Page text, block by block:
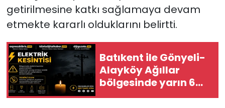
getirilmesine katkı sağlamaya devam
etmekte kararlı olduklarını belirtti.
Batıkent ile Gönyeli-
Alayköy Ağıllar
bölgesinde yarın 6
saatlik elektrik